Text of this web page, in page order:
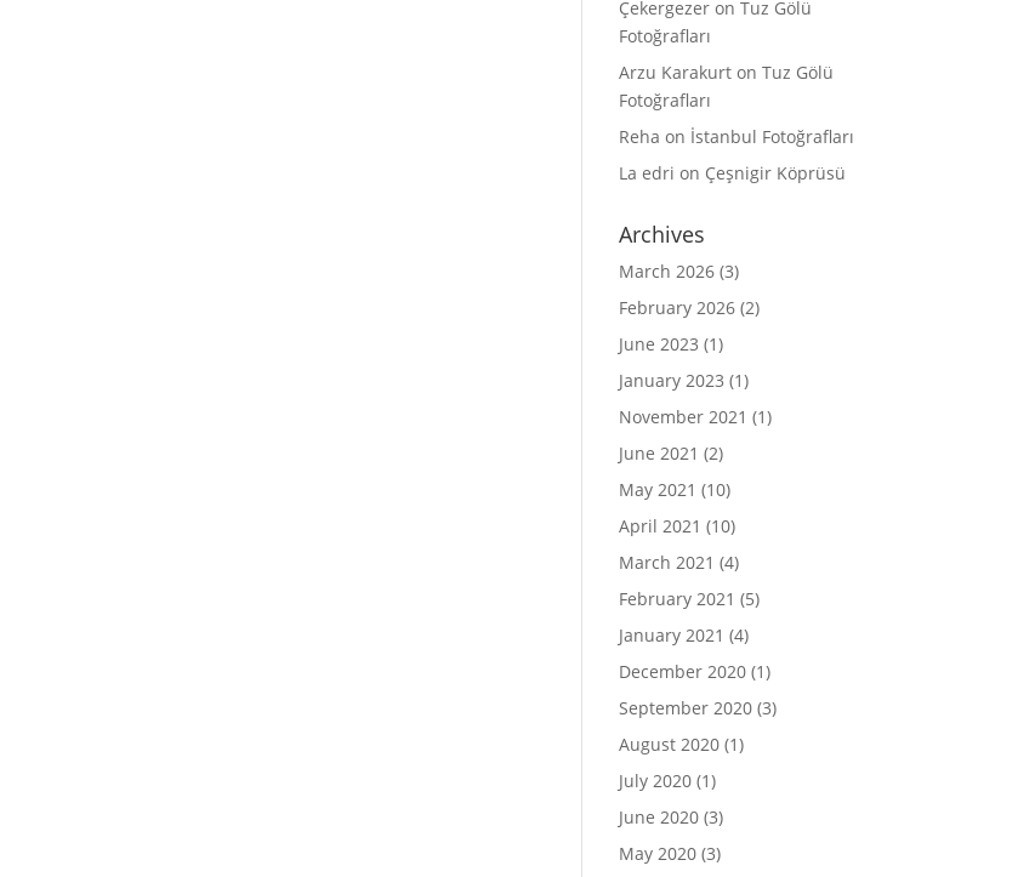
Çekergezer onTuz Gölü
Fotoğrafları
Arzu Karakurt onTuz Gölü
Fotoğrafları
Reha on İstanbul Fotoğrafları
La edri on Çeşnigir Köprüsü
Archives
March 2026 (3)
February 2026 (2)
June 2023 (1)
January 2023 (1)
November 2021 (1)
June 2021 (2)
May 2021 (10)
April 2021 (10)
March 2021 (4)
February 2021 (5)
January 2021 (4)
December 2020 (1)
September 2020 (3)
August 2020 (1)
July 2020 (1)
June 2020 (3)
May 2020 (3)